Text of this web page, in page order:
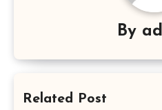
By
Related Post